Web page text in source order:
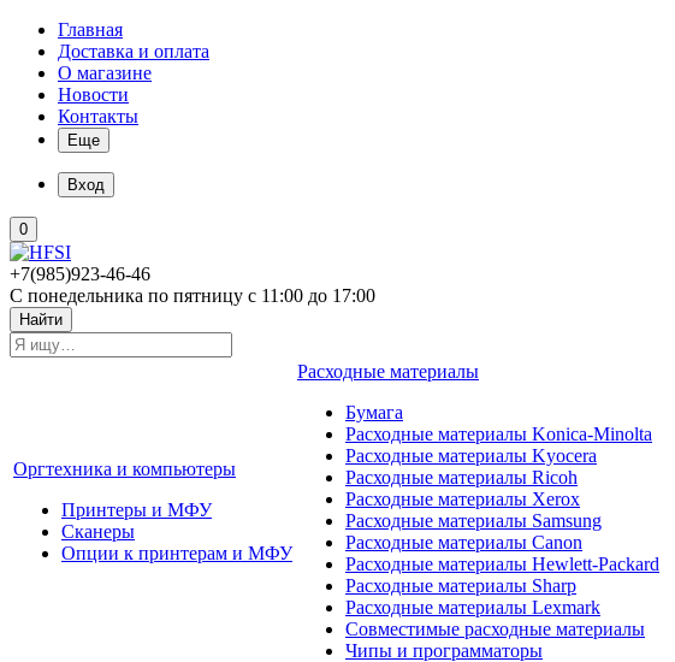
Главная
Доставка и оплата
О магазине
Новости
Контакты
Еще
Вход
0
+7(985)923-46-46
С понедельника по пятницу с 11:00 до 17:00
Найти
Оргтехника и компьютеры
Принтеры и МФУ
Сканеры
Опции к принтерам и МФУ
Расходные материалы
Бумага
Расходные материалы Konica-Minolta
Расходные материалы Kyocera
Расходные материалы Ricoh
Расходные материалы Xerox
Расходные материалы Samsung
Расходные материалы Canon
Расходные материалы Hewlett-Packard
Расходные материалы Sharp
Расходные материалы Lexmark
Совместимые расходные материалы
Чипы и программаторы